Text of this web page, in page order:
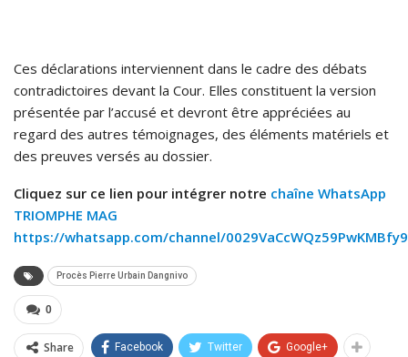
Ces déclarations interviennent dans le cadre des débats
contradictoires devant la Cour. Elles constituent la version
présentée par l’accusé et devront être appréciées au
regard des autres témoignages, des éléments matériels et
des preuves versés au dossier.
Cliquez sur ce lien pour intégrer notre chaîne WhatsApp
TRIOMPHE MAG
https://whatsapp.com/channel/
Procès Pierre Urbain Dangnivo
0
Share Facebook Twitter Google+